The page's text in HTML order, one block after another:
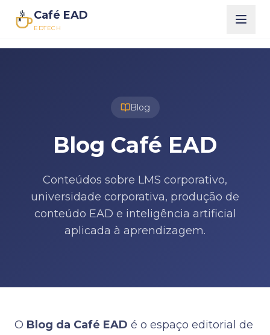
Café EAD
EDTECH
Blog
Blog Café EAD
Conteúdos sobre LMS corporativo,
universidade corporativa, produção de
conteúdo EAD e inteligência artificial
aplicada à aprendizagem.
O Blog da Café EAD é o espaço editorial de